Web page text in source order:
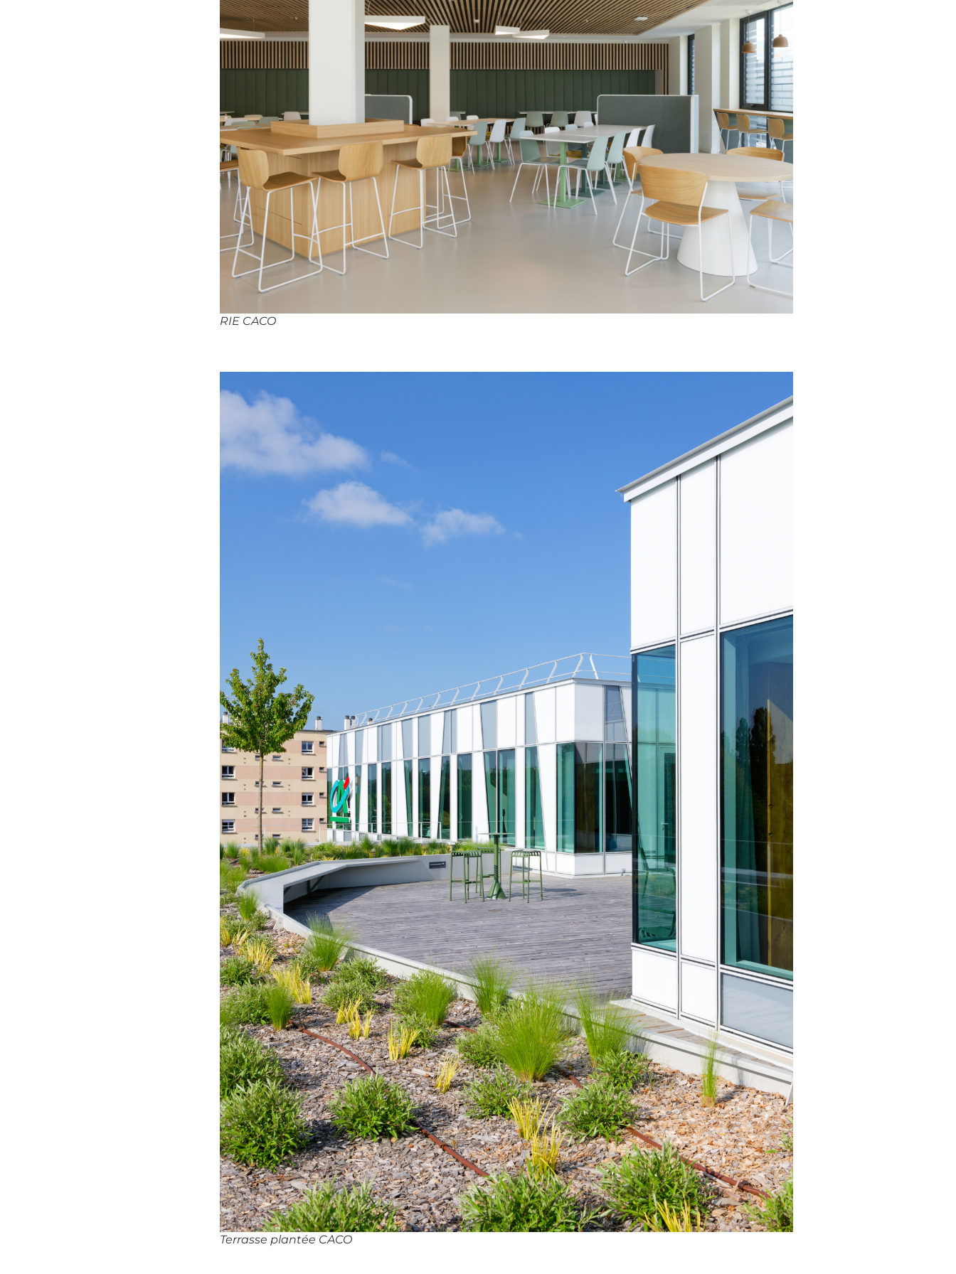
RIE CACO
Terrasse plantée CACO